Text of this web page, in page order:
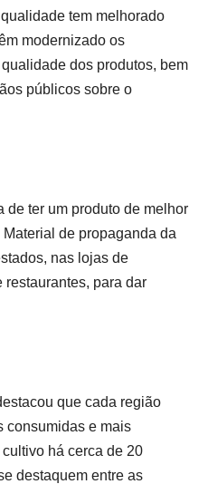
tem melhorado
modernizado os
dos produtos, bem
públicos sobre o
de ter um produto de melhor
de propaganda da
nas lojas de
restaurantes, para dar
que cada região
consumidas e mais
há cerca de 20
destaquem entre as